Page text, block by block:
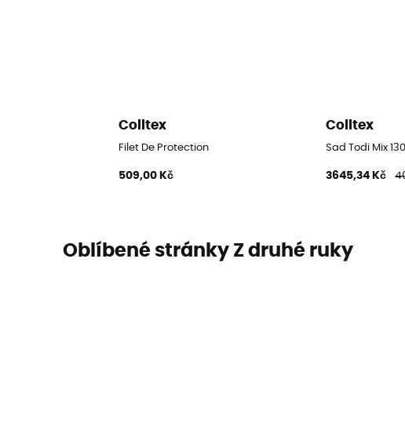
Colltex
Filet De Protection
509,00 Kč
Colltex
Sad Todi Mix
3645,34 Kč
Oblíbené stránky Z druhé ruky